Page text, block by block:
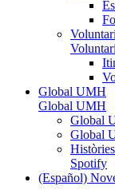
Global UMH
Global UMH
Global
Global
Spotify
(Español)